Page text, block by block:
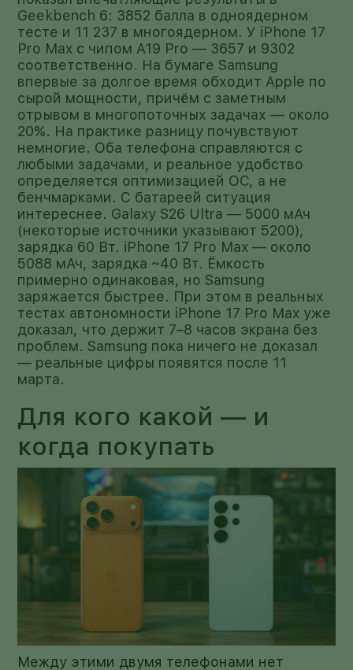
Geekbench 6: 3852 балла в одноядерном
тесте и 11 237 в многоядерном. У iPhone 17
Pro Max с чипом A19 Pro — 3657 и 9302
соответственно. На бумаге Samsung
впервые за долгое время обходит Apple по
сырой мощности, причём с заметным
отрывом в многопоточных задачах — около
20%. На практике разницу почувствуют
немногие. Оба телефона справляются с
любыми задачами, и реальное удобство
определяется оптимизацией ОС, а не
бенчмарками. С батареей ситуация
интереснее. Galaxy S26 Ultra — 5000 мАч
(некоторые источники указывают 5200),
зарядка 60 Вт. iPhone 17 Pro Max — около
5088 мАч, зарядка ~40 Вт. Ёмкость
примерно одинаковая, но Samsung
заряжается быстрее. При этом в реальных
тестах автономности iPhone 17 Pro Max уже
доказал, что держит 7–8 часов экрана без
проблем. Samsung пока ничего не доказал
— реальные цифры появятся после 11
марта.
Для кого какой — и
когда покупать
Между этими двумя телефонами нет